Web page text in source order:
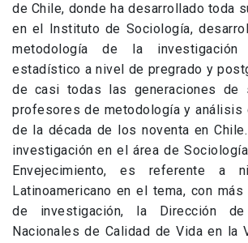
de Chile, donde ha desarrollado toda
en el Instituto de Sociología,
metodología de la
estadístico a nivel de pregrado y
de casi todas las generaciones de
profesores de metodología y análisis
de la década de los noventa en
investigación en el área de
Envejecimiento, es referente a
Latinoamericano en el tema, con
de investigación, la Dirección
Nacionales de Calidad de Vida en la